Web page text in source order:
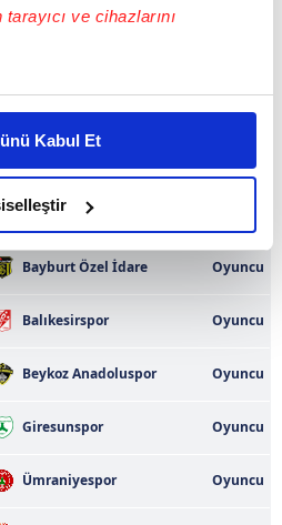
ve cihazlarını
halinde sizlere özel
Bunu yaparken
bir reklam deneyimi sunmak
sunabilmek adına
ve bu noktada,
karşılamak noktasında tek gelir
hatırlatmak isteriz.
bu çerezlere izin vermedikleri
reklamlar
sunabilmek için İnternet
kişilere ait çerezler
vasıtasıyla çeşitli kişisel
Kabul Et
Geçmişi
Bayburt Özel İdare Oyuncu
Balıkesirspor Oyuncu
Beykoz Anadoluspor Oyuncu
Giresunspor Oyuncu
Ümraniyespor Oyuncu